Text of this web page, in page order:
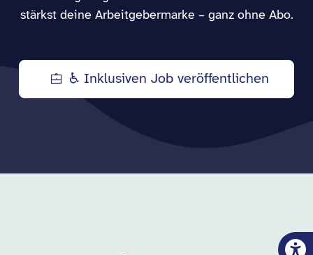
stärkst deine Arbeitgebermarke – ganz ohne Abo.
♿ Inklusiven Job veröffentlichen